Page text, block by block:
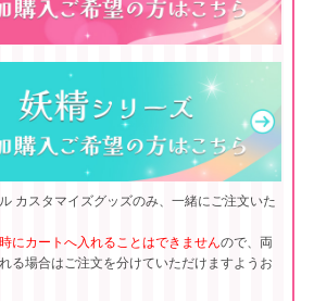
カスタマイズグッズのみ、一緒にご注文いた
にカートへ入れることはできませんので、両
る場合はご注文を分けていただけますようお